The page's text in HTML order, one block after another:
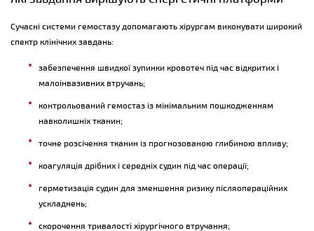
Сучасні системи гемостазу допомагають хірургам виконувати широкий
спектр клінічних завдань:
забезпечення швидкої зупинки кровотеч під час відкритих і
малоінвазивних втручань;
контрольований гемостаз із мінімальним пошкодженням
навколишніх тканин;
точне розсічення тканин із прогнозованою глибиною впливу;
коагуляція дрібних і середніх судин під час операції;
герметизація судин для зменшення ризику післяопераційних
ускладнень;
скорочення тривалості хірургічного втручання;